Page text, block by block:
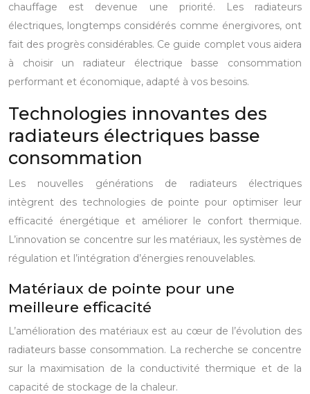
chauffage est devenue une priorité. Les radiateurs
électriques, longtemps considérés comme énergivores, ont
fait des progrès considérables. Ce guide complet vous aidera
à choisir un radiateur électrique basse consommation
performant et économique, adapté à vos besoins.
Technologies innovantes des
radiateurs électriques basse
consommation
Les nouvelles générations de radiateurs électriques
intègrent des technologies de pointe pour optimiser leur
efficacité énergétique et améliorer le confort thermique.
L’innovation se concentre sur les matériaux, les systèmes de
régulation et l’intégration d’énergies renouvelables.
Matériaux de pointe pour une
meilleure efficacité
L’amélioration des matériaux est au cœur de l’évolution des
radiateurs basse consommation. La recherche se concentre
sur la maximisation de la conductivité thermique et de la
capacité de stockage de la chaleur.